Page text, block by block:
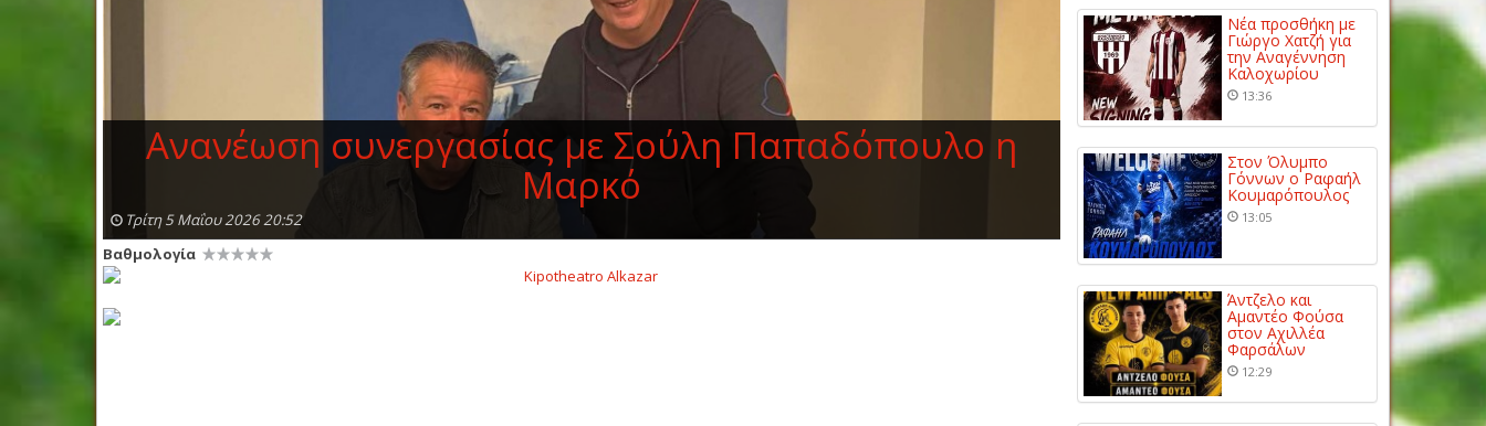
Aνανέωση συνεργασίας με Σούλη Παπαδόπουλο η
Μαρκό
Τρίτη 5 Μαΐου 2026 20:52
Βαθμολογία
Νέα προσθήκη με
Γιώργο Χατζή για
την Αναγέννηση
Καλοχωρίου
13:36
Στον Όλυμπο
Γόννων ο Ραφαήλ
Κουμαρόπουλος
13:05
Άντζελο και
Αμαντέο Φούσα
στον Αχιλλέα
Φαρσάλων
12:29